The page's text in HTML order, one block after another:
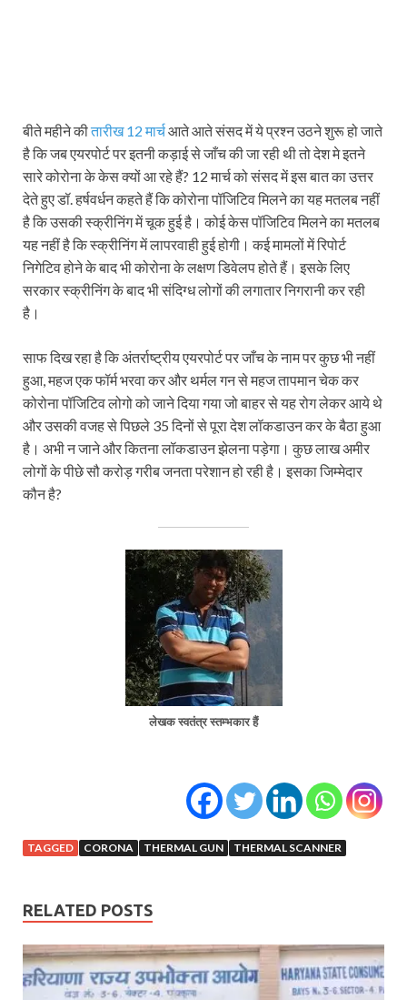
बीते महीने कीतारीख 12 मार्चआते आते संसद में ये प्रश्न उठने शुरू हो जाते
है कि जब एयरपोर्ट पर इतनी कड़ाई से जाँच की जा रही थी तो देश मे इतने
सारे कोरोना के केस क्यों आ रहे हैं? 12 मार्च को संसद में इस बात का उत्तर
देते हुए डॉ. हर्षवर्धन कहते हैं कि कोरोना पॉजिटिव मिलने का यह मतलब नहीं
है कि उसकी स्क्रीनिंग में चूक हुई है। कोई केस पॉजिटिव मिलने का मतलब
यह नहीं है कि स्क्रीनिंग में लापरवाही हुई होगी। कई मामलों में रिपोर्ट
निगेटिव होने के बाद भी कोरोना के लक्षण डिवेलप होते हैं। इसके लिए
सरकार स्क्रीनिंग के बाद भी संदिग्ध लोगों की लगातार निगरानी कर रही
है।
साफ दिख रहा है कि अंतर्राष्ट्रीय एयरपोर्ट पर जाँच के नाम पर कुछ भी नहीं
हुआ, महज एक फॉर्म भरवा कर और थर्मल गन से महज तापमान चेक कर
कोरोना पॉजिटिव लोगो को जाने दिया गया जो बाहर से यह रोग लेकर आये थे
और उसकी वजह से पिछले 35 दिनों से पूरा देश लॉकडाउन कर के बैठा हुआ
है। अभी न जाने और कितना लॉकडाउन झेलना पड़ेगा। कुछ लाख अमीर
लोगों के पीछे सौ करोड़ गरीब जनता परेशान हो रही है। इसका जिम्मेदार
कौन है?
लेखक स्वतंत्र स्तम्भकार हैं
TAGGED CORONA THERMAL GUN THERMAL SCANNER
RELATED POSTS